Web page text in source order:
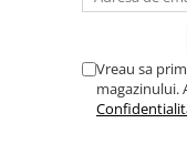
Vreau sa
magazinului.